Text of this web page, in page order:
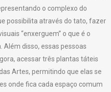
o complexo do
possibilita através do tato, fazer
“enxerguem” o que é o
Além disso, essas pessoas
acessar três plantas táteis
Artes, permitindo que elas se
onde fica cada espaço comum